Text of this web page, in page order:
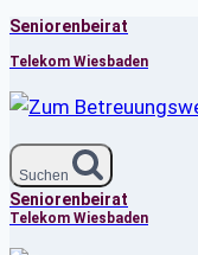
Zum
Inhalt
springen
Seniorenbeirat
Telekom Wiesbaden
Suchen
Seniorenbeirat
Telekom Wiesbaden